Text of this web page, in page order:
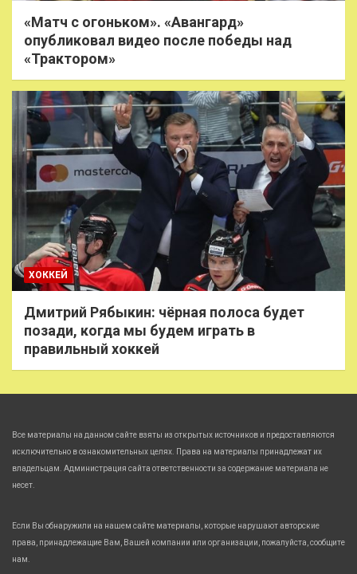
«Матч с огоньком». «Авангард»
опубликовал видео после победы над
«Трактором»
ХОККЕЙ
Дмитрий Рябыкин: чёрная полоса будет
позади, когда мы будем играть в
правильный хоккей
Все материалы на данном сайте взяты из открытых источников и предоставляются
исключительно в ознакомительных целях. Права на материалы принадлежат их
владельцам. Администрация сайта ответственности за содержание материала не
несет.
Если Вы обнаружили на нашем сайте материалы, которые нарушают авторские
права, принадлежащие Вам, Вашей компании или организации, пожалуйста, сообщите
нам.